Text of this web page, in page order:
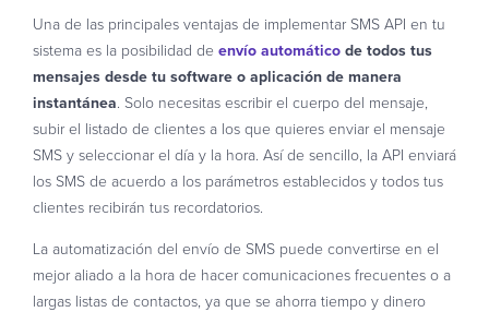
Una de las principales ventajas de implementar SMS API en tu
sistema es la posibilidad de envío automático de todos tus
mensajes desde tu software o aplicación de manera
instantánea. Solo necesitas escribir el cuerpo del mensaje,
subir el listado de clientes a los que quieres enviar el mensaje
SMS y seleccionar el día y la hora. Así de sencillo, la API enviará
los SMS de acuerdo a los parámetros establecidos y todos tus
clientes recibirán tus recordatorios.
La automatización del envío de SMS puede convertirse en el
mejor aliado a la hora de hacer comunicaciones frecuentes o a
largas listas de contactos, ya que se ahorra tiempo y dinero